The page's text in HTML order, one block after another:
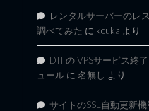
レンタルサーバーのレ
調べてみた に kouka より
DTI の VPSサービス終
ュール に 名無し より
サイトのSSL自動更新